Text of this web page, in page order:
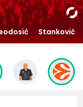
Stanković